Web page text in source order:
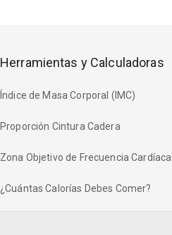
Herramientas y Calculadoras
Índice de Masa Corporal (IMC)
Proporción Cintura Cadera
Zona Objetivo de Frecuencia Cardíaca
¿Cuántas Calorías Debes Comer?